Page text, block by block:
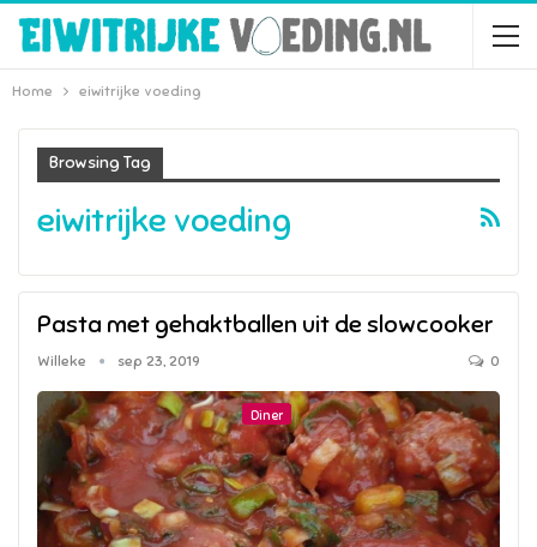
Home eiwitrijke voeding
Browsing Tag
eiwitrijke voeding
Pasta met gehaktballen uit de slowcooker
Willeke sep 23, 2019 0
Diner